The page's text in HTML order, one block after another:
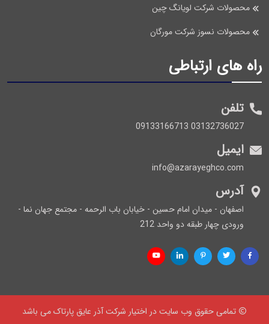
محصولات شرکت لویانگ چین
محصولات نسوز شرکت مورگان
راه های ارتباطی
تلفن
03132736027 09133166713
ایمیل
info@azarayeghco.com
آدرس
اصفهان - میدان امام حسین - خیابان باب الرحمه - مجتمع جهان نما -
ورودی چهار طبقه دو واحد 212
تمامی حقوق وب سایت در اختیار شرکت آذر عایق پارتاک می باشد